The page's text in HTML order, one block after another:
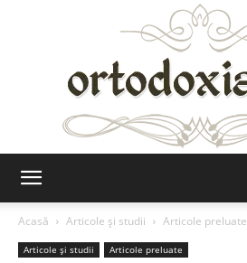
Acasă
Articole şi studii Articole preluate
Articole şi studii Articole preluate